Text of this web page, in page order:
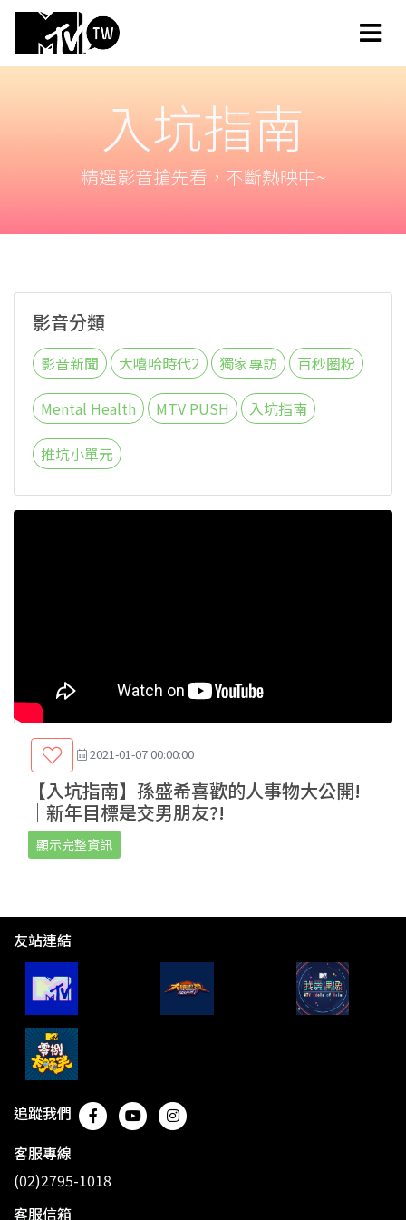
入坑指南
精選影音搶先看，不斷熱映中~
影音分類
影音新聞 大嘻哈時代2 獨家專訪 百秒圈粉
Mental Health MTV PUSH 入坑指南
推坑小單元
2021-01-07 00:00:00
【入坑指南】孫盛希喜歡的人事物大公開!
｜新年目標是交男朋友?!
顯示完整資訊
友站連結
追蹤我們
客服專線
(02)2795-1018
客服信箱